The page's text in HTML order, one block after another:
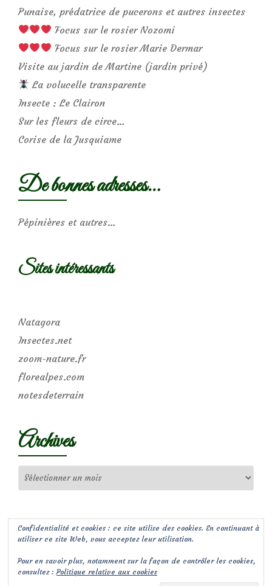
Punaise, prédatrice de pucerons et autres insectes
Focus sur le rosier Nozomi
Focus sur le rosier Marie Dermar
Visite au jardin de Martine (jardin privé)
La volucelle transparente
Insecte : Le Clairon
Sur les fleurs de circe…
Corise de la Jusquiame
De bonnes adresses…
Pépinières et autres…
Sites intéressants
Natagora
Insectes.net
zoom-nature.fr
florealpes.com
notesdeterrain
Archives
Confidentialité et cookies : ce site utilise des cookies. En continuant à
utiliser ce site Web, vous acceptez leur utilisation.
Pour en savoir plus, notamment sur la façon de contrôler les cookies,
consultez :Politique relative aux cookies